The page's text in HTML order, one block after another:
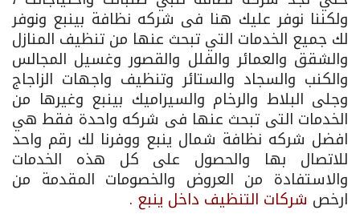
ولكننا نوفر عليك هنا فى شركه نظافة بينبع ونوفر
لك جميع الخدمات التي تبحث عنها من تنظيف المنازل
والشقق والعمائر والفلل والقصور وغسيل المجالس
والكنب والسجاد والستائر وتنظيف واجهات الزاجاج
وجلى البلاط والرخام والسيراميك بينبع وغيرها من
الخدمات التى تبحث عنها فى شركه واحدة فقط هي
افضل شركه نظافة شمال ينبع ووفرنا لك رقم واحد
للاتصال بها والحصول على كل هذه الخدمات
والاستفادة من العروض والخصومات المقدمة من
ارخص شركات التنظيف داخل ينبع .